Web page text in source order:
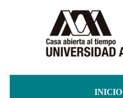
INICIO